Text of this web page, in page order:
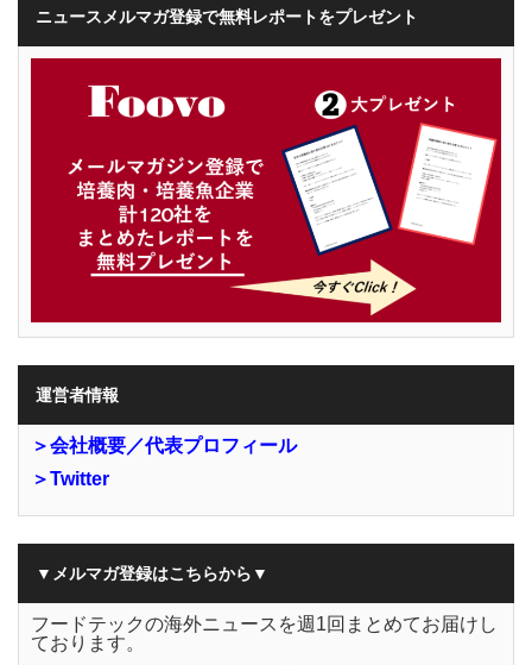
ニュースメルマガ登録で無料レポートをプレゼント
運営者情報
＞会社概要／代表プロフィール
＞Twitter
▼メルマガ登録はこちらから▼
フードテックの海外ニュースを週1回まとめてお届けし
ております。